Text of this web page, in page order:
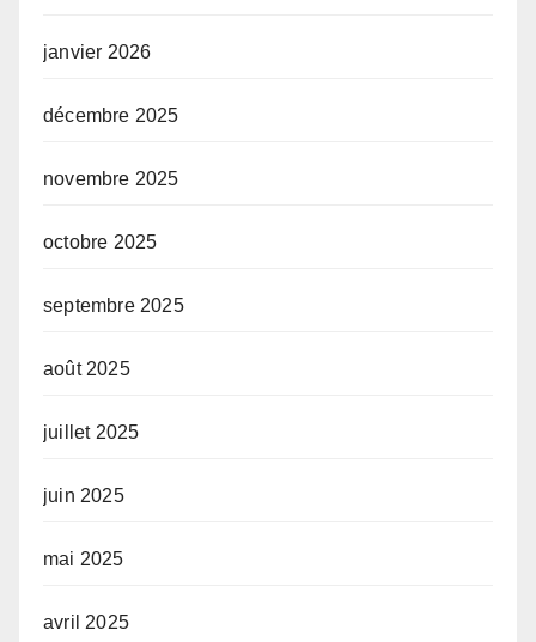
janvier 2026
décembre 2025
novembre 2025
octobre 2025
septembre 2025
août 2025
juillet 2025
juin 2025
mai 2025
avril 2025